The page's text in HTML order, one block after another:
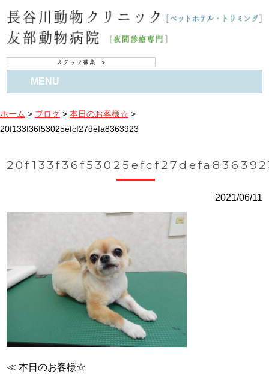
MENU
ホーム > ブログ > 本日のお客様☆ >
20f133f36f53025efcf27defa8363923
2021/06/11
≪本日のお客様☆